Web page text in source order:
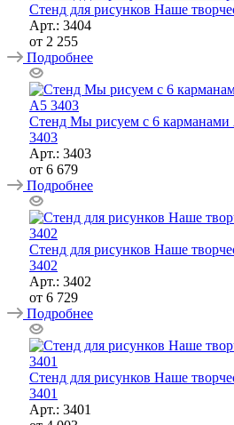
Стенд для рисунков Наше
Арт.: 3404
от 2 255
Подробнее
Стенд Мы рисуем с 6
3403
Арт.: 3403
от 6 679
Подробнее
Стенд для рисунков Наше
3402
Арт.: 3402
от 6 729
Подробнее
Стенд для рисунков Наше
3401
Арт.: 3401